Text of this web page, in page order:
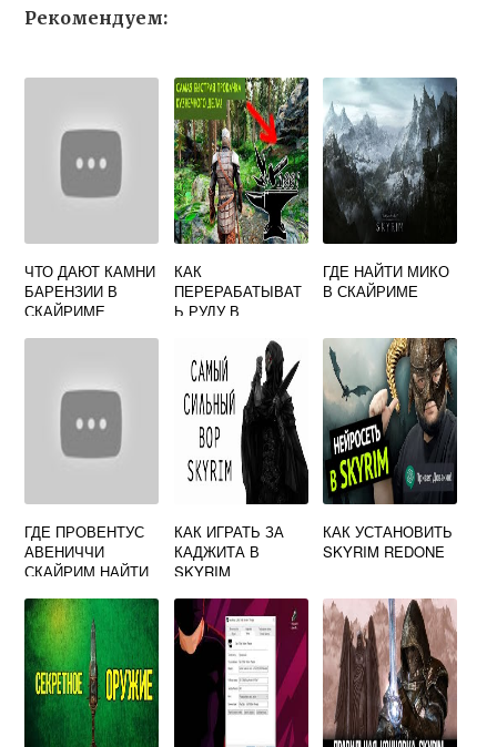
Рекомендуем:
ЧТО ДАЮТ КАМНИ
БАРЕНЗИИ В
СКАЙРИМЕ
КАК
ПЕРЕРАБАТЫВАТ
Ь РУДУ В
ГДЕ НАЙТИ МИКО
В СКАЙРИМЕ
ГДЕ ПРОВЕНТУС
АВЕНИЧЧИ
СКАЙРИМ НАЙТИ
КАК ИГРАТЬ ЗА
КАДЖИТА В
SKYRIM
КАК УСТАНОВИТЬ
SKYRIM REDONE